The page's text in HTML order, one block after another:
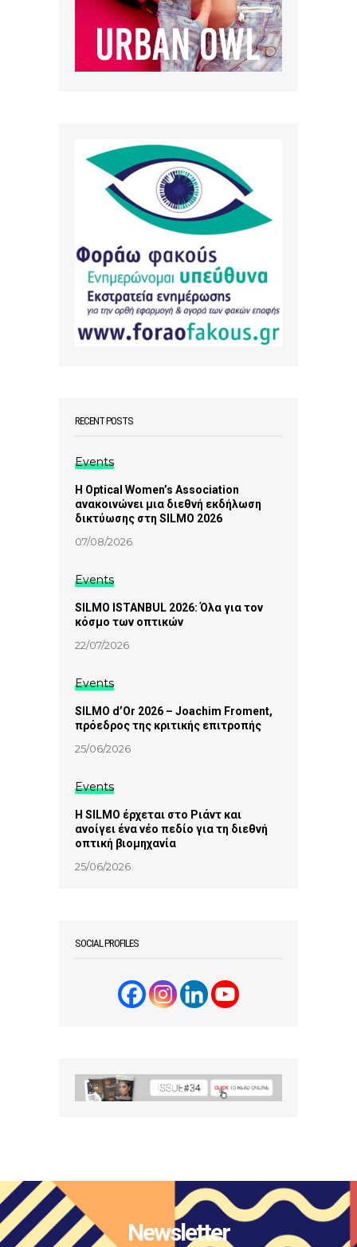
RECENT POSTS
Events
Η Optical Women’s Association
ανακοινώνει μια διεθνή εκδήλωση
δικτύωσης στη SILMO 2026
07/08/2026
Events
SILMO ISTANBUL 2026: Όλα για τον
κόσμο των οπτικών
22/07/2026
Events
SILMO d’Or 2026 – Joachim Froment,
πρόεδρος της κριτικής επιτροπής
25/06/2026
Events
Η SILMO έρχεται στο Ριάντ και
ανοίγει ένα νέο πεδίο για τη διεθνή
οπτική βιομηχανία
25/06/2026
SOCIAL PROFILES
Newsletter